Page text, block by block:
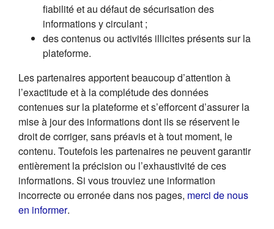
fiabilité et au défaut de sécurisation des
informations y circulant ;
des contenus ou activités illicites présents sur la
plateforme.
Les partenaires apportent beaucoup d’attention à
l’exactitude et à la complétude des données
contenues sur la plateforme et s’efforcent d’assurer la
mise à jour des informations dont ils se réservent le
droit de corriger, sans préavis et à tout moment, le
contenu. Toutefois les partenaires ne peuvent garantir
entièrement la précision ou l’exhaustivité de ces
informations. Si vous trouviez une information
incorrecte ou erronée dans nos pages, merci de nous
en informer(s'ouvre dans un nouvel onglet)
.